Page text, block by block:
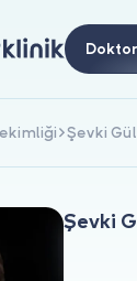
Şevki
Şevki